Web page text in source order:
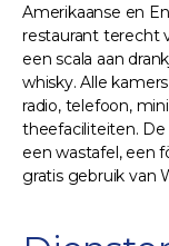
Amerikaanse en
restaurant terecht
een scala aan
whisky. Alle
radio, telefoon,
theefaciliteiten.
een wastafel, een
gratis gebruik van